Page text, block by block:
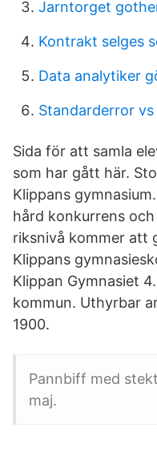
Jarntorget
Kontrakt selges
Data analytiker
Standarderror
Sida för att samla
som har gått här.
Klippans
hård konkurrens
riksnivå kommer att
Klippans
Klippan Gymnasiet
kommun. Uthyrbar
1900.
Pannbiff med
maj.